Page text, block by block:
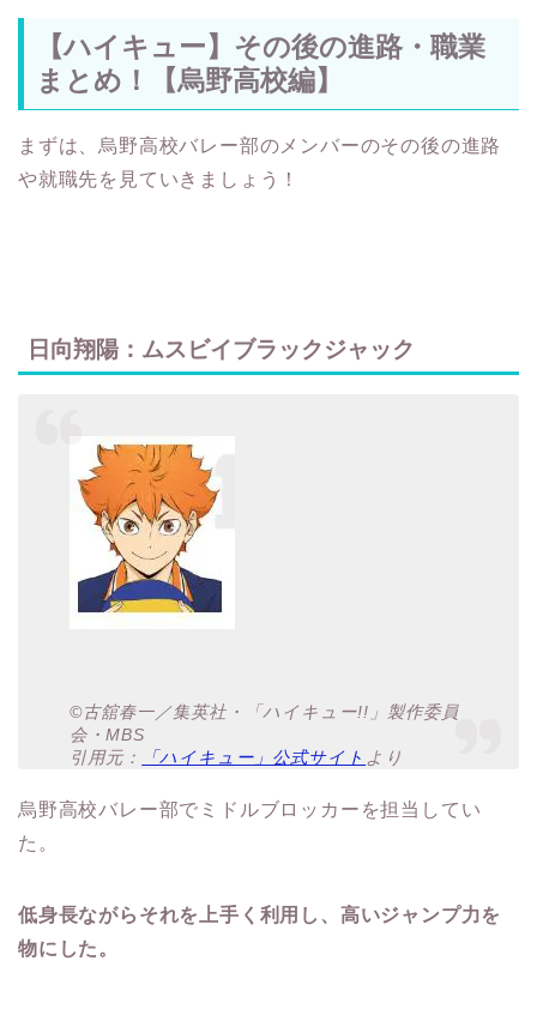
【ハイキュー】その後の進路・職業
まとめ！【烏野高校編】
まずは、烏野高校バレー部のメンバーのその後の進路
や就職先を見ていきましょう！
日向翔陽：ムスビイブラックジャック
©古舘春一／集英社・「ハイキュー!!」製作委員
会・MBS
引用元：
「ハイキュー」公式サイト より
烏野高校バレー部でミドルブロッカーを担当してい
た。
低身長ながらそれを上手く利用し、高いジャンプ力を
物にした。